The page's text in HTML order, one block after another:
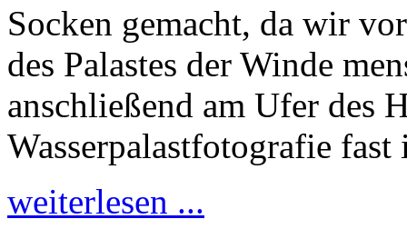
Socken gemacht, da wir
des Palastes der Winde
anschließend am Ufer des
Wasserpalastfotografie
weiterlesen ...